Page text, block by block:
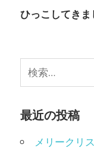
ひっこしてきま
最近の投稿
メリークリ